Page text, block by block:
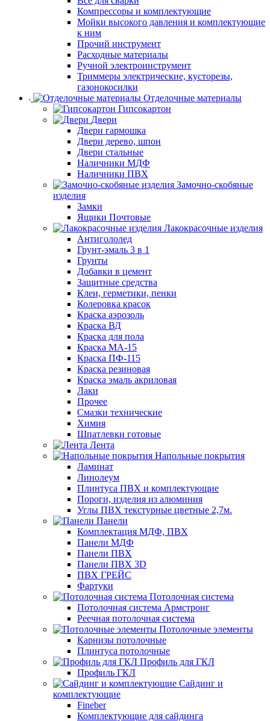
Компрессоры и комплектующие
Мойки высокого давления и комплектующие
к ним
Прочий инструмент
Расходные материалы
Ручной электроинструмент
Триммеры электрические, кусторезы,
газонокосилки
Отделочные материалы
Гипсокартон
Двери
Двери гармошка
Двери дерево, шпон
Двери стальные
Наличники МДФ
Наличники ПВХ
Замочно-скобяные
изделия
Замки
Ящики Почтовые
Лакокрасочные изделия
Антигололед
Грунт-эмаль 3 в 1
Грунты
Добавки в цемент
Защитные средства
Клеи, герметики, пенки
Колеровка красок
Краска аэрозоль
Краска ВД
Краска для пола
Краска МА-15
Краска ПФ-115
Краска резиновая
Краска эмаль акриловая
Лаки
Прочее
Смазки технические
Химия
Шпатлевки готовые
Лента
Напольные покрытия
Ламинат
Линолеум
Плинтуса ПВХ и комплектующие
Пороги, изделия из алюминия
Углы ПВХ текстурные цветные 2,7м.
Панели
Комплектация МДФ, ПВХ
Панели МДФ
Панели ПВХ
Панели ПВХ 3D
ПВХ ГРЕЙС
Фартуки
Потолочная система
Потолочная система Армстронг
Реечная потолочная система
Потолочные элементы
Карнизы потолочные
Плинтуса потолочные
Профиль для ГКЛ
Профиль ГКЛ
Сайдинг и
комплектующие
Fineber
Комплектующие для сайдинга